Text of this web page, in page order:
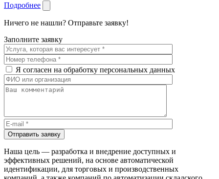
Подробнее
Ничего не нашли? Отправьте заявку!
Заполните заявку
Я согласен на обработку персональных данных
Отправить заявку
Наша цель — разработка и внедрение доступных и
эффективных решений, на основе автоматической
идентификации, для торговых и производственных